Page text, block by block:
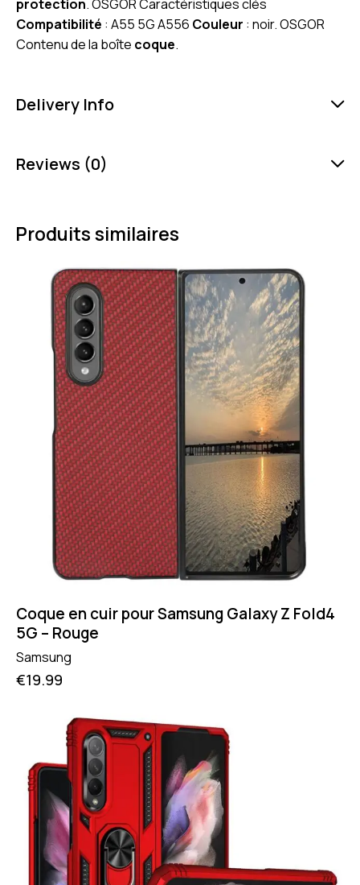
protection. OSGOR Caractéristiques clés
Compatibilité : A55 5G A556 Couleur : noir. OSGOR
Contenu de la boîte coque.
Delivery Info
Reviews (0)
Produits similaires
Coque en cuir pour Samsung Galaxy Z Fold4
5G – Rouge
Samsung
€19.99